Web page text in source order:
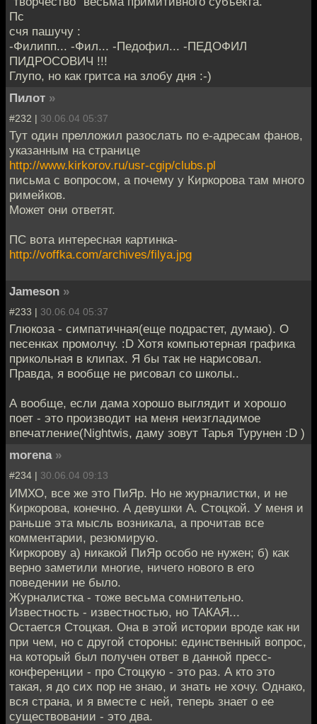
Пс
счя пашучу :
-Филипп... -Фил... -Пeдoфил... -ПEДOФИЛ
ПИДРОСОВИЧ !!!
Глупо, но как гритса на злобу дня :-)
Пилот »
#232 | 30.06.04 05:37
Тут один прелложил разослать по е-адресам фанов,
указанным на странице
http://www.kirkorov.ru/usr-cgip/clubs.pl
письма с вопросом, а почему у Киркорова там много
римейков.
Может они ответят.
ПС вота интересная картинка-
http://voffka.com/archives/filya.jpg
Jameson »
#233 | 30.06.04 05:37
Глюкоза - симпатичная(еще подрастет, думаю). О
песенках промолчу. :D Хотя компьютерная графика
прикольная в клипах. Я бы так не нарисовал.
Правда, я вообще не рисовал со школы..
А вообще, если дама хорошо выглядит и хорошо
поет - это производит на меня неизгладимое
впечатление(Nightwis, даму зовут Тарья Турунен :D )
morena »
#234 | 30.06.04 09:13
ИМХО, все же это ПиЯр. Но не журналистки, и не
Киркорова, конечно. А девушки А. Стоцкой. У меня и
раньше эта мысль возникала, а прочитав все
комментарии, резюмирую.
Киркорову а) никакой ПиЯр особо не нужен; б) как
верно заметили многие, ничего нового в его
поведении не было.
Журналистка - тоже весьма сомнительно.
Известность - известностью, но ТАКАЯ...
Остается Стоцкая. Она в этой истории вроде как ни
при чем, но с другой стороны: единственный вопрос,
на который был получен ответ в данной пресс-
конференции - про Стоцкую - это раз. А кто это
такая, я до сих пор не знаю, и знать не хочу. Однако,
вся страна, и я вместе с ней, теперь знает о ее
существовании - это два.